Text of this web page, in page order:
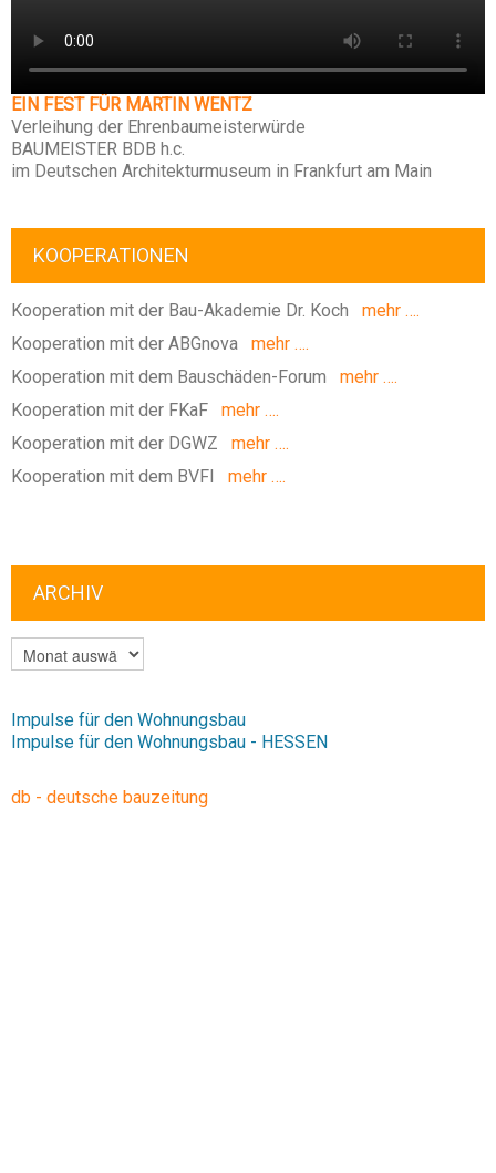
EIN FEST FÜR MARTIN WENTZ
Verleihung der Ehrenbaumeisterwürde
BAUMEISTER BDB h.c.
im Deutschen Architekturmuseum in Frankfurt am Main
KOOPERATIONEN
Kooperation mit der Bau-Akademie Dr. Koch mehr ….
Kooperation mit der ABGnova mehr ….
Kooperation mit dem Bauschäden-Forum mehr ….
Kooperation mit der FKaF mehr ….
Kooperation mit der DGWZ mehr ….
Kooperation mit dem BVFI
mehr ….
ARCHIV
ARCHIV
Impulse für den Wohnungsbau
Impulse für den Wohnungsbau - HESSEN
db - deutsche bauzeitung